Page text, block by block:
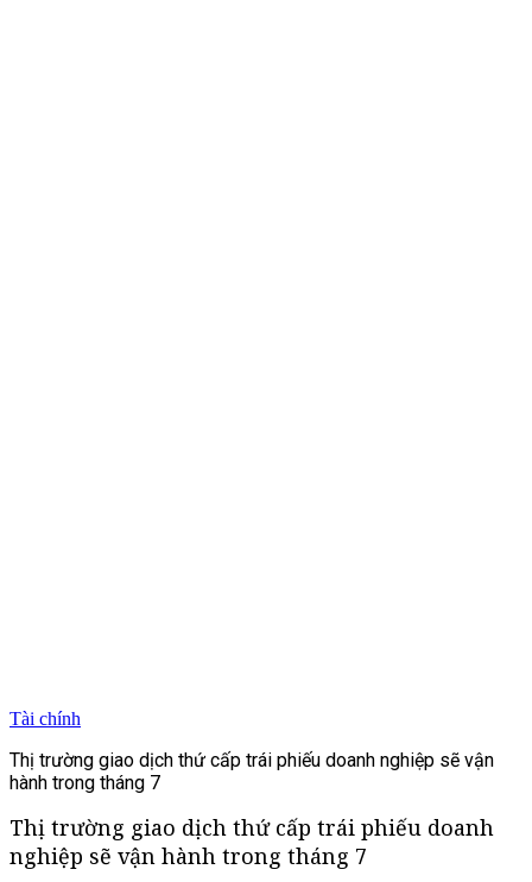
Tài chính
Thị trường giao dịch thứ cấp trái phiếu doanh nghiệp sẽ vận
hành trong tháng 7
Thị trường giao dịch thứ cấp trái phiếu doanh
nghiệp sẽ vận hành trong tháng 7